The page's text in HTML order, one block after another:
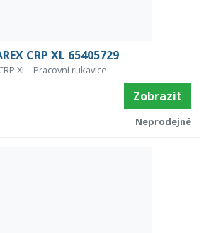
CRP XL 65405729
XL - Pracovní rukavice
Zobrazit
Neprodejné